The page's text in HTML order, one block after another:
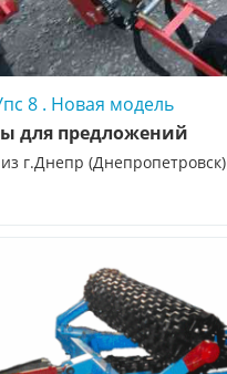
8 . Новая модель
из г.Днепр (Днепропетровск)
для предложений